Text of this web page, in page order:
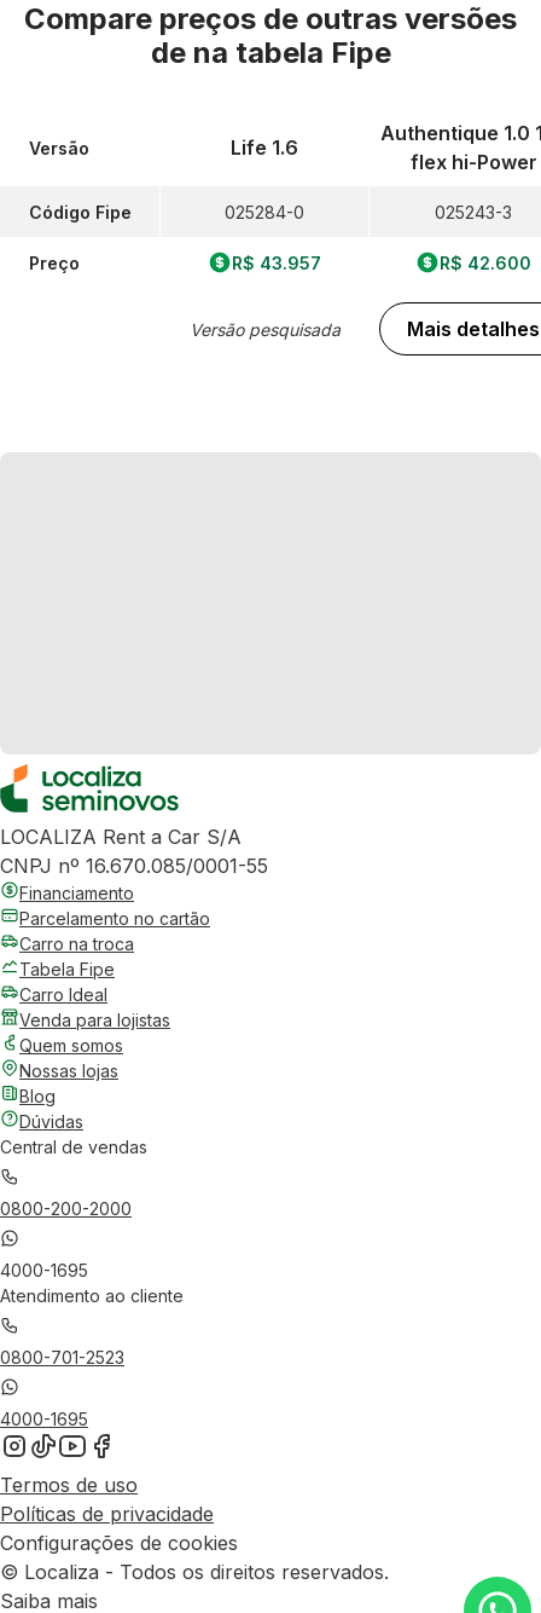
Compare preços de outras versões
de na tabela Fipe
Versão
Código Fipe
Preço
Life 1.6
025284-0
R$ 43.957
Versão pesquisada
Authentique 1.0
flex hi-Power
025243-3
R$ 42.600
Mais detalhes
LOCALIZA Rent a Car S/A
CNPJ nº 16.670.085/0001-55
Financiamento
Parcelamento no cartão
Carro na troca
Tabela Fipe
Carro Ideal
Venda para lojistas
Quem somos
Nossas lojas
Blog
Dúvidas
Central de vendas
0800-200-2000
4000-1695
Atendimento ao cliente
0800-701-2523
4000-1695
Termos de uso
Políticas de privacidade
Configurações de cookies
© Localiza - Todos os direitos reservados.
Saiba mais